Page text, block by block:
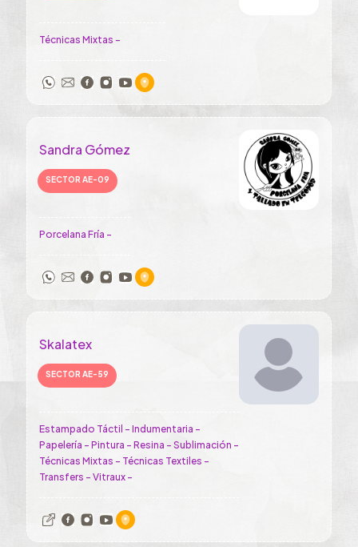
Técnicas Mixtas -
Sandra Gómez
SECTOR AE-09
Porcelana Fría -
Skalatex
SECTOR AE-59
Estampado Táctil - Indumentaria -
Papelería - Pintura - Resina - Sublimación -
Técnicas Mixtas - Técnicas Textiles -
Transfers - Vitraux -